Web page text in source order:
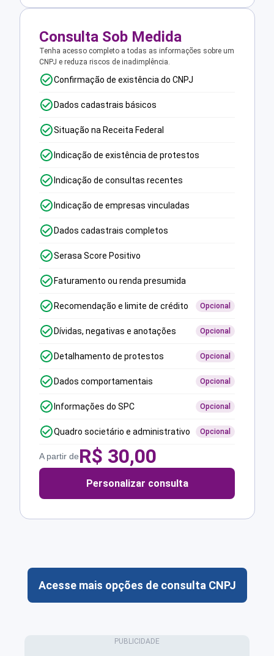
Consulta Sob Medida
Tenha acesso completo a todas as informações sobre um
CNPJ e reduza riscos de inadimplência.
Confirmação de existência do CNPJ
Dados cadastrais básicos
Situação na Receita Federal
Indicação de existência de protestos
Indicação de consultas recentes
Indicação de empresas vinculadas
Dados cadastrais completos
Serasa Score Positivo
Faturamento ou renda presumida
Recomendação e limite de crédito Opcional
Dívidas, negativas e anotações Opcional
Detalhamento de protestos Opcional
Dados comportamentais Opcional
Informações do SPC Opcional
Quadro societário e administrativo Opcional
A partir deR$ 30,00
Personalizar consulta
Acesse mais opções de consulta CNPJ